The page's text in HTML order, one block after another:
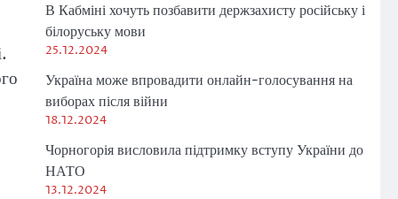
В Кабміні хочуть позбавити держзахисту російську і
білоруську мови
25.12.2024
Україна може впровадити онлайн-голосування на
виборах після війни
18.12.2024
Чорногорія висловила підтримку вступу України до
НАТО
13.12.2024